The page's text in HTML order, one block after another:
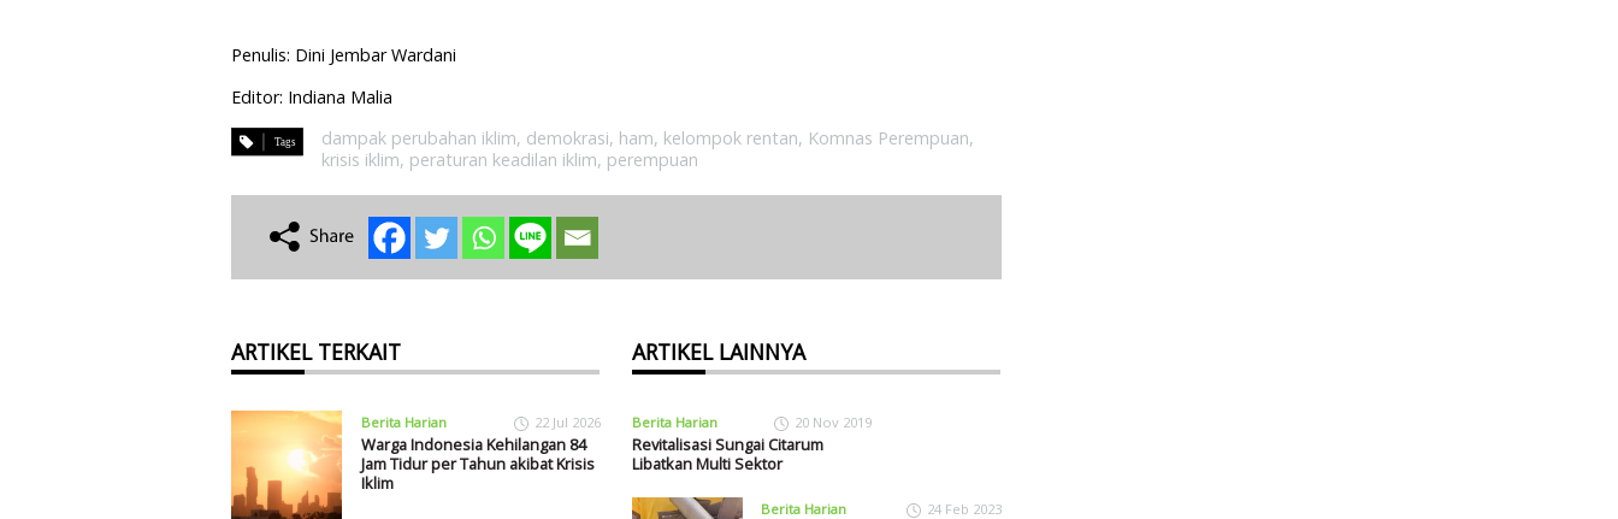
Penulis: Dini Jembar Wardani
Editor: Indiana Malia
dampak perubahan iklim, demokrasi, ham, kelompok rentan, Komnas Perempuan,
krisis iklim, peraturan keadilan iklim, perempuan
ARTIKEL TERKAIT
Berita Harian 22 Jul 2026
Warga Indonesia Kehilangan 84
Jam Tidur per Tahun akibat Krisis
Iklim
ARTIKEL LAINNYA
Berita Harian 20 Nov 2019
Revitalisasi Sungai Citarum
Libatkan Multi Sektor
Berita Harian 24 Feb 2023